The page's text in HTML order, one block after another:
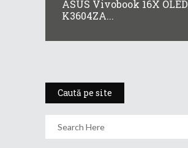
ASUS Vivobook 16X OLED
K3604ZA...
Caută pe site